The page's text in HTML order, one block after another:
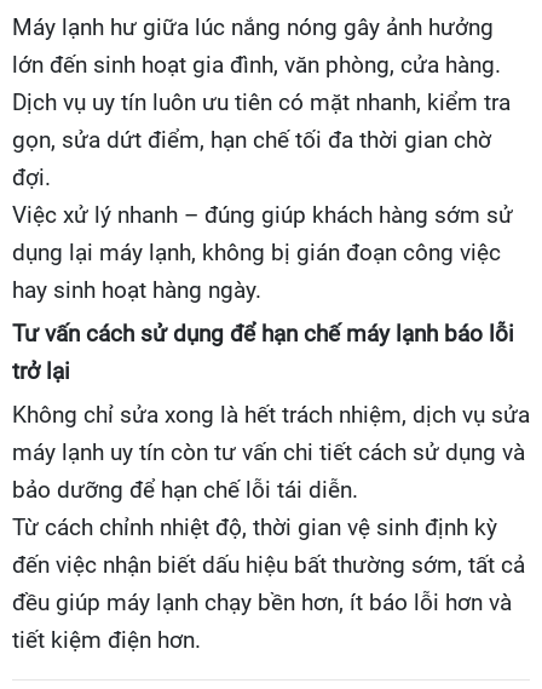
Máy lạnh hư giữa lúc nắng nóng gây ảnh hưởng
lớn đến sinh hoạt gia đình, văn phòng, cửa hàng.
Dịch vụ uy tín luôn ưu tiên có mặt nhanh, kiểm tra
gọn, sửa dứt điểm, hạn chế tối đa thời gian chờ
đợi.
Việc xử lý nhanh – đúng giúp khách hàng sớm sử
dụng lại máy lạnh, không bị gián đoạn công việc
hay sinh hoạt hàng ngày.
Tư vấn cách sử dụng để hạn chế máy lạnh báo lỗi
trở lại
Không chỉ sửa xong là hết trách nhiệm, dịch vụ sửa
máy lạnh uy tín còn tư vấn chi tiết cách sử dụng và
bảo dưỡng để hạn chế lỗi tái diễn.
Từ cách chỉnh nhiệt độ, thời gian vệ sinh định kỳ
đến việc nhận biết dấu hiệu bất thường sớm, tất cả
đều giúp máy lạnh chạy bền hơn, ít báo lỗi hơn và
tiết kiệm điện hơn.